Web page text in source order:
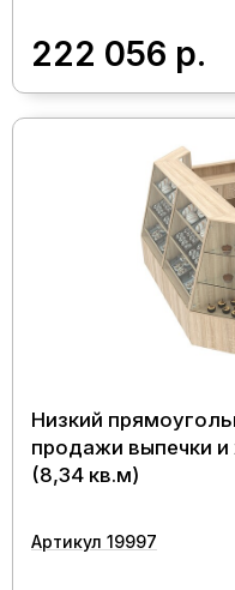
222 056 р.
Низкий
продажи выпечки и
(8,34 кв.м)
Артикул 19997